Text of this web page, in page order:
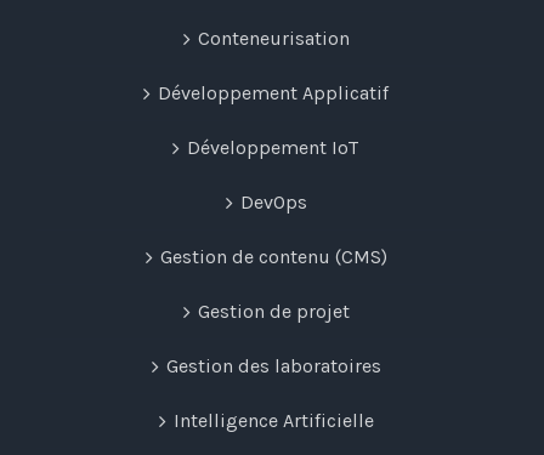
Conteneurisation
Développement Applicatif
Développement IoT
DevOps
Gestion de contenu (CMS)
Gestion de projet
Gestion des laboratoires
Intelligence Artificielle